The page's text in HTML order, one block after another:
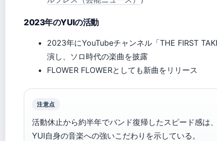
2023年のYUIの活動
2023年にYouTubeチャンネル「THE FIRST
演し、ソロ時代の楽曲を披露
FLOWER FLOWERとしても新曲をリリース
注意点
活動休止から約半年でバンド復帰したスピード感は
YUI自身の音楽への強いこだわりを示している。